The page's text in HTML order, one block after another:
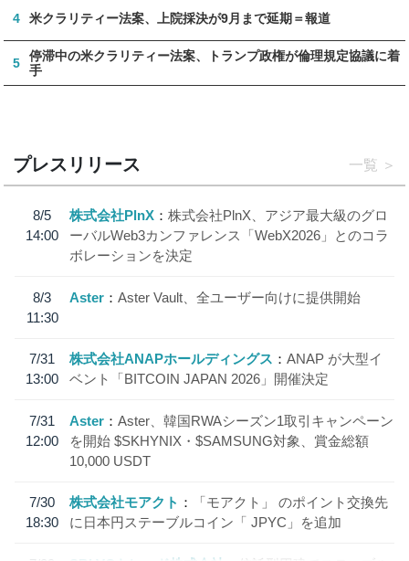
4 米クラリティー法案、上院採決が9月まで延期＝報道
5
停滞中の米クラリティー法案、トランプ政権が倫理規定協議に着
手
プレスリリース 一覧
8/5
14:00
株式会社PlnX
株式会社PlnX、アジア最大級のグロ
ーバルWeb3カンファレンス「WebX2026」とのコラ
ボレーションを決定
8/3
11:30
Aster Aster Vault、全ユーザー向けに提供開始
7/31
13:00
株式会社ANAPホールディングス
ANAP が大型イ
ベント「BITCOIN JAPAN 2026」開催決定
7/31
12:00
Aster
Aster、韓国RWAシーズン1取引キャンペーン
を開始 $SKHYNIX・$SAMSUNG対象、賞金総額
10,000 USDT
7/30
18:30
株式会社モアクト
「モアクト」 のポイント交換先
に日本円ステーブルコイン「 JPYC」を追加